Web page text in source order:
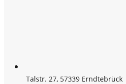
Talstr. 27, 57339 Erndtebrück